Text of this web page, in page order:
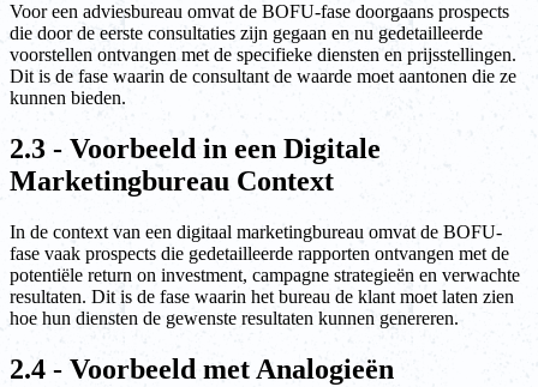
Voor een adviesbureau omvat de BOFU-fase doorgaans prospects
die door de eerste consultaties zijn gegaan en nu gedetailleerde
voorstellen ontvangen met de specifieke diensten en prijsstellingen.
Dit is de fase waarin de consultant de waarde moet aantonen die ze
kunnen bieden.
2.3 - Voorbeeld in een Digitale
Marketingbureau Context
In de context van een digitaal marketingbureau omvat de BOFU-
fase vaak prospects die gedetailleerde rapporten ontvangen met de
potentiële return on investment, campagne strategieën en verwachte
resultaten. Dit is de fase waarin het bureau de klant moet laten zien
hoe hun diensten de gewenste resultaten kunnen genereren.
2.4 - Voorbeeld met Analogieën